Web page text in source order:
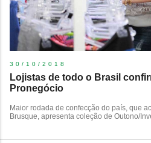
30/10/2018
​Lojistas de todo o Brasil
Pronegócio
Maior rodada de confecção do país, que
Brusque, apresenta coleção de Outono/